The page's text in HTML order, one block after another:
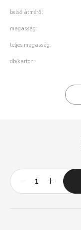
belső átmérő
magasság
teljes magasság
db/karton